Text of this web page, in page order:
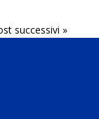
successivi »